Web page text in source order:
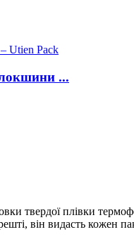
...
твердої плівки
він видасть кожен